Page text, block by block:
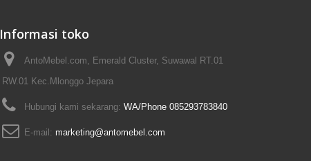
Informasi toko
AntoMebel.com, Emerald Cluster, Suwawal RT.01
RW.01 Kec.Mlonggo Jepara
Hubungi kami sekarang: WA/Phone 085293783840
E-mail: marketing@antomebel.com